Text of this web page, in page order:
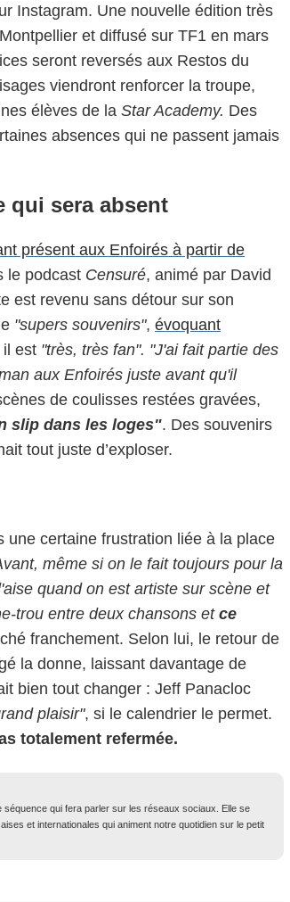
Instagram. Une nouvelle édition très
et diffusé sur TF1 en mars
seront reversés aux Restos du
viendront renforcer la troupe,
élèves de la Star Academy. Des
absences qui ne passent jamais
qui sera absent
présent aux Enfoirés à partir de
le podcast Censuré, animé par David
est revenu sans détour sur son
"supers souvenirs", évoquant
il est "très, très fan". "J'ai fait partie des
aux Enfoirés juste avant qu'il
de coulisses restées gravées,
slip dans les loges". Des souvenirs
tout juste d’exploser.
une certaine frustration liée à la place
même si on le fait toujours pour la
quand on est artiste sur scène et
trou entre deux chansons et ce
franchement. Selon lui, le retour de
la donne, laissant davantage de
bien tout changer : Jeff Panacloc
plaisir", si le calendrier le permet.
totalement refermée.
séquence qui fera parler sur les réseaux sociaux. Elle se
et internationales qui animent notre quotidien sur le petit